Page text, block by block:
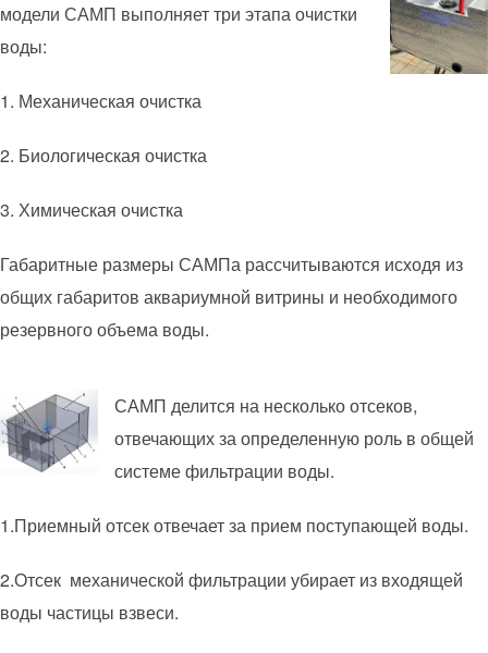
модели САМП выполняет три этапа очистки
воды:
1. Механическая очистка
2. Биологическая очистка
3. Химическая очистка
Габаритные размеры САМПа рассчитываются исходя из
общих габаритов аквариумной витрины и необходимого
резервного объема воды.
САМП делится на несколько отсеков,
отвечающих за определенную роль в общей
системе фильтрации воды.
1.Приемный отсек отвечает за прием поступающей воды.
2.Отсек механической фильтрации убирает из входящей
воды частицы взвеси.